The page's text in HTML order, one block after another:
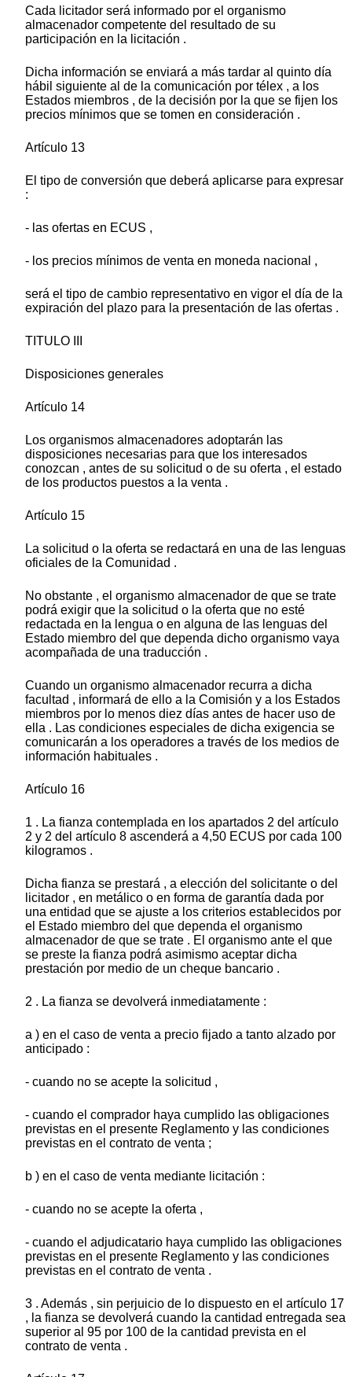
Cada licitador será informado por el organismo
almacenador competente del resultado de su
participación en la licitación .
Dicha información se enviará a más tardar al quinto día
hábil siguiente al de la comunicación por télex , a los
Estados miembros , de la decisión por la que se fijen los
precios mínimos que se tomen en consideración .
Artículo 13
El tipo de conversión que deberá aplicarse para expresar
:
- las ofertas en ECUS ,
- los precios mínimos de venta en moneda nacional ,
será el tipo de cambio representativo en vigor el día de la
expiración del plazo para la presentación de las ofertas .
TITULO III
Disposiciones generales
Artículo 14
Los organismos almacenadores adoptarán las
disposiciones necesarias para que los interesados
conozcan , antes de su solicitud o de su oferta , el estado
de los productos puestos a la venta .
Artículo 15
La solicitud o la oferta se redactará en una de las lenguas
oficiales de la Comunidad .
No obstante , el organismo almacenador de que se trate
podrá exigir que la solicitud o la oferta que no esté
redactada en la lengua o en alguna de las lenguas del
Estado miembro del que dependa dicho organismo vaya
acompañada de una traducción .
Cuando un organismo almacenador recurra a dicha
facultad , informará de ello a la Comisión y a los Estados
miembros por lo menos diez días antes de hacer uso de
ella . Las condiciones especiales de dicha exigencia se
comunicarán a los operadores a través de los medios de
información habituales .
Artículo 16
1 . La fianza contemplada en los apartados 2 del artículo
2 y 2 del artículo 8 ascenderá a 4,50 ECUS por cada 100
kilogramos .
Dicha fianza se prestará , a elección del solicitante o del
licitador , en metálico o en forma de garantía dada por
una entidad que se ajuste a los criterios establecidos por
el Estado miembro del que dependa el organismo
almacenador de que se trate . El organismo ante el que
se preste la fianza podrá asimismo aceptar dicha
prestación por medio de un cheque bancario .
2 . La fianza se devolverá inmediatamente :
a ) en el caso de venta a precio fijado a tanto alzado por
anticipado :
- cuando no se acepte la solicitud ,
- cuando el comprador haya cumplido las obligaciones
previstas en el presente Reglamento y las condiciones
previstas en el contrato de venta ;
b ) en el caso de venta mediante licitación :
- cuando no se acepte la oferta ,
- cuando el adjudicatario haya cumplido las obligaciones
previstas en el presente Reglamento y las condiciones
previstas en el contrato de venta .
3 . Además , sin perjuicio de lo dispuesto en el artículo 17
, la fianza se devolverá cuando la cantidad entregada sea
superior al 95 por 100 de la cantidad prevista en el
contrato de venta .